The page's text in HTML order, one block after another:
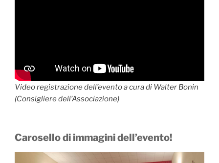
Video registrazione dell’evento a cura di Walter Bonin
(Consigliere dell’Associazione)
Carosello di immagini dell’evento!